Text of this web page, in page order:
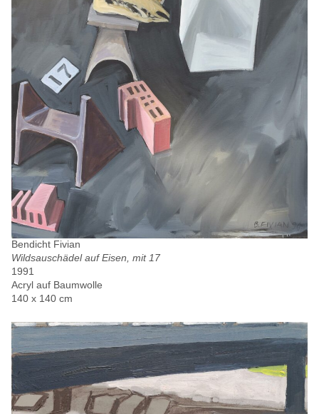
Bendicht Fivian
Wildsauschädel auf Eisen, mit 17
1991
Acryl auf Baumwolle
140 x 140 cm